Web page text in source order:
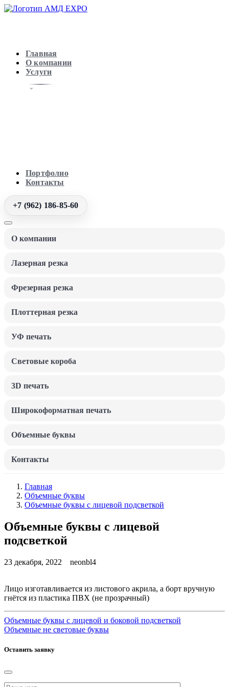
Главная
О компании
Услуги
Портфолио
Контакты
+7 (962) 186-85-60
О компании
Лазерная резка
Фрезерная резка
Плоттерная резка
УФ печать
Световые короба
3D печать
Широкоформатная печать
Объемные буквы
Контакты
Главная
Объемные буквы
Объемные буквы с лицевой подсветкой
Объемные буквы с лицевой
подсветкой
23 декабря, 2022 neonbl4
Лицо изготавливается из листового акрила, а борт вручную
гнётся из пластика ПВХ (не прозрачный)
Объемные буквы с лицевой и боковой подсветкой
Объемные не световые буквы
Оставить заявку